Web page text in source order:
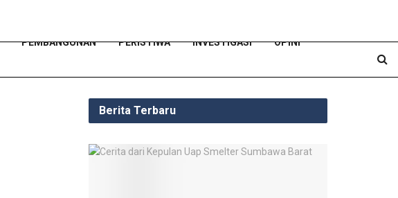
PEMBANGUNAN PERISTIWA INVESTIGASI OPINI
Berita Terbaru